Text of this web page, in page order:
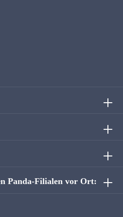
Panda-Filialen vor Ort: